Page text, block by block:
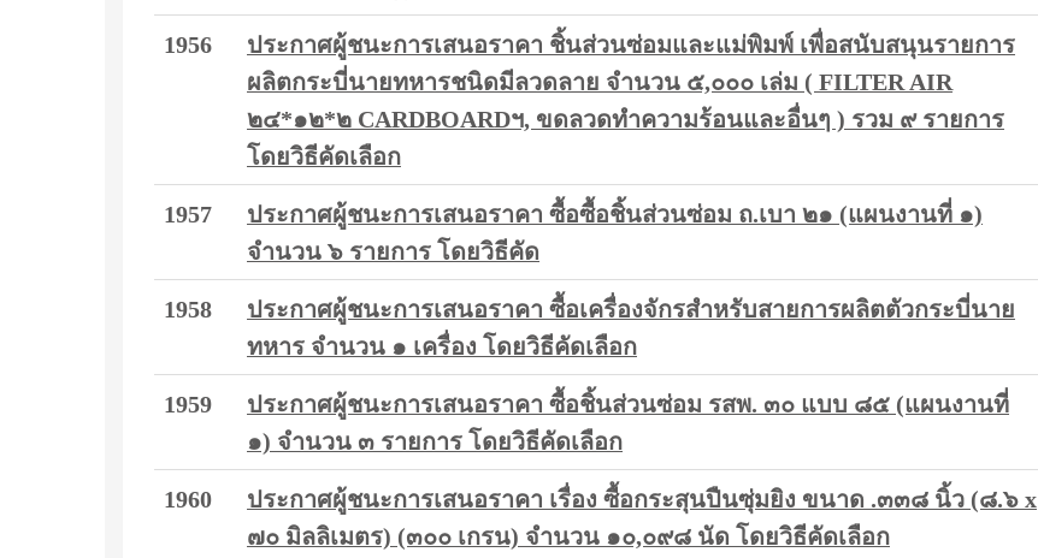
1956
ประกาศผู้ชนะการเสนอราคา ชิ้นส่วนซ่อมและแม่พิมพ์ เพื่อสนับสนุนรายการ
ผลิตกระบี่นายทหารชนิดมีลวดลาย จำนวน ๕,๐๐๐ เล่ม ( FILTER AIR
๒๔*๑๒*๒ CARDBOARDฯ, ขดลวดทำความร้อนและอื่นๆ ) รวม ๙ รายการ
โดยวิธีคัดเลือก
1957
ประกาศผู้ชนะการเสนอราคา ซื้อซื้อชิ้นส่วนซ่อม ถ.เบา ๒๑ (แผนงานที่ ๑)
จำนวน ๖ รายการ โดยวิธีคัด
1958
ประกาศผู้ชนะการเสนอราคา ซื้อเครื่องจักรสำหรับสายการผลิตตัวกระบี่นาย
ทหาร จำนวน ๑ เครื่อง โดยวิธีคัดเลือก
1959
ประกาศผู้ชนะการเสนอราคา ซื้อชิ้นส่วนซ่อม รสพ. ๓๐ แบบ ๘๕ (แผนงานที่
๑) จำนวน ๓ รายการ โดยวิธีคัดเลือก
1960
ประกาศผู้ชนะการเสนอราคา เรื่อง ซื้อกระสุนปืนซุ่มยิง ขนาด .๓๓๘ นิ้ว (๘.๖ x
๗๐ มิลลิเมตร) (๓๐๐ เกรน) จำนวน ๑๐,๐๙๘ นัด โดยวิธีคัดเลือก